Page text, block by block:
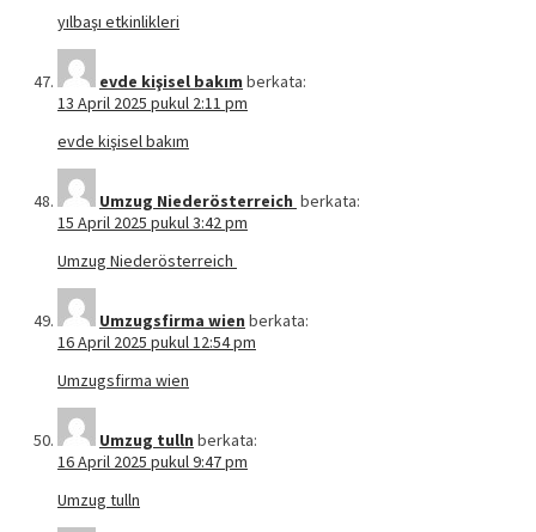
yılbaşı etkinlikleri
evde kişisel bakım berkata:
13 April 2025 pukul 2:11 pm
evde kişisel bakım
Umzug Niederösterreich berkata:
15 April 2025 pukul 3:42 pm
Umzug Niederösterreich
Umzugsfirma wien berkata:
16 April 2025 pukul 12:54 pm
Umzugsfirma wien
Umzug tulln berkata:
16 April 2025 pukul 9:47 pm
Umzug tulln